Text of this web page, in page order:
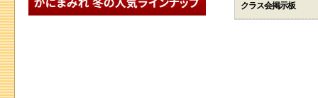
クラス会掲示板